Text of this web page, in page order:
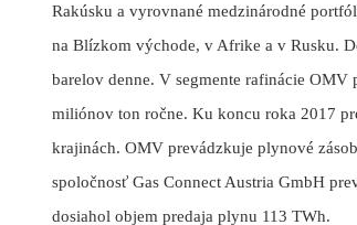
Rakúsku a vyrovnané medzinárodné
na Blízkom východe, v Afrike a v Rusku.
barelov denne. V segmente rafinácie
miliónov ton ročne. Ku koncu roka 2017
krajinách. OMV prevádzkuje plynové
spoločnosť Gas Connect Austria GmbH
dosiahol objem predaja plynu 113 TWh.